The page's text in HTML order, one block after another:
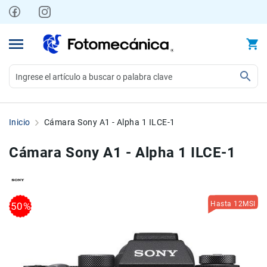
contenido
Videocámaras
Compactas
y
Accesorios
Inicio Cámara Sony A1 - Alpha 1 ILCE-1
Cámara Sony A1 - Alpha 1 ILCE-1
Skip
to
Skip
to
Hasta 12MSI
50%